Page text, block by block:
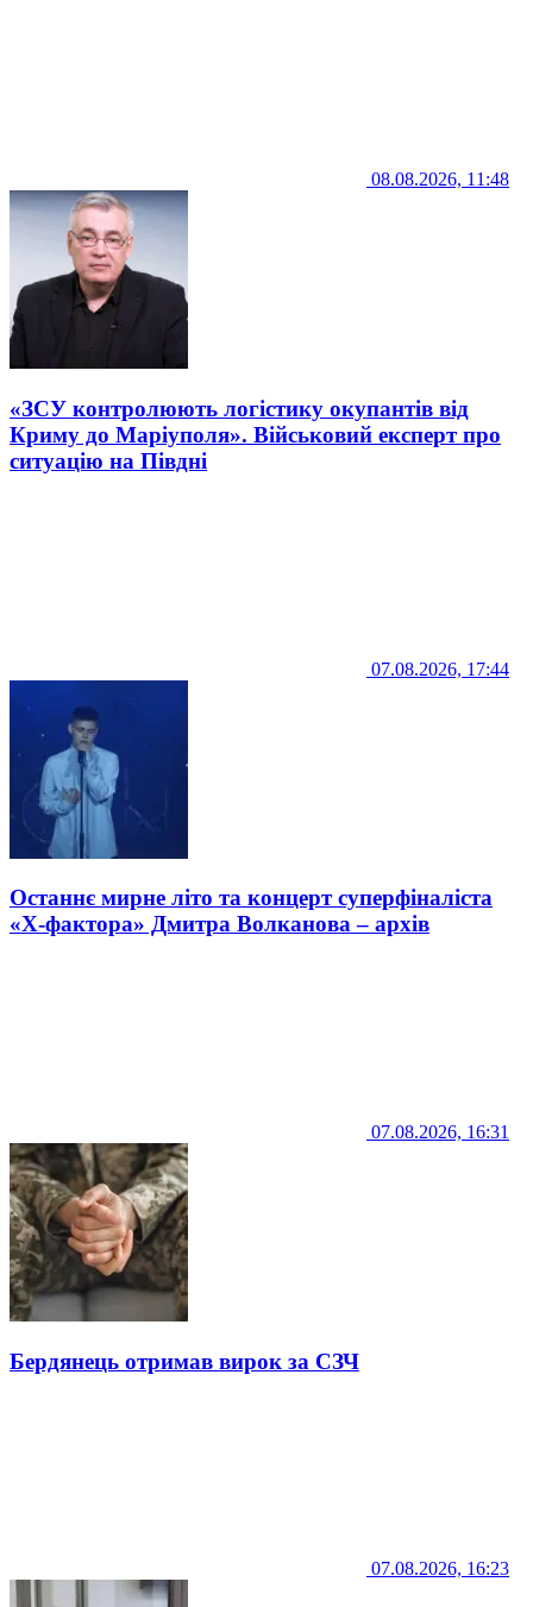
08.08.2026, 11:48
«ЗСУ контролюють логістику окупантів від
Криму до Маріуполя». Військовий експерт про
ситуацію на Півдні
07.08.2026, 17:44
Останнє мирне літо та концерт суперфіналіста
«Х-фактора» Дмитра Волканова – архів
07.08.2026, 16:31
Бердянець отримав вирок за СЗЧ
07.08.2026, 16:23